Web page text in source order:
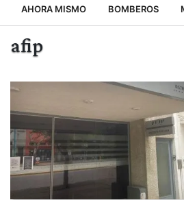
AHORA MISMO BOMBEROS
REGIONALES
afip